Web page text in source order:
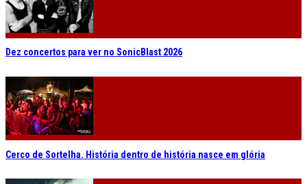
Dez concertos para ver no SonicBlast 2026
Cerco de Sortelha. História dentro de história nasce em glória